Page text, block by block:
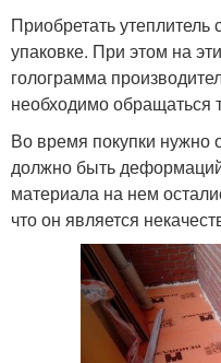
Приобретать
упаковке. При этом на
голограмма
необходимо
Во время покупки нужно
должно быть
материала на нем
что он является